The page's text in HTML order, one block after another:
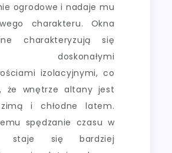
ogrodowe i nadaje mu
charakteru. Okna
charakteryzują się
doskonałymi
izolacyjnymi, co
że wnętrze altany jest
i chłodne latem.
spędzanie czasu w
staje się bardziej